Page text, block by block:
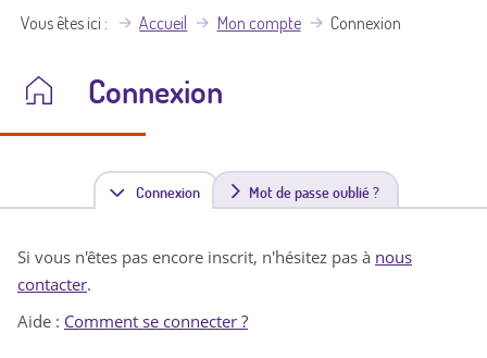
Vous êtes ici Accueil Mon compte Connexion
Connexion
Connexion(
n
Mot de passe oublié ?
Si vous n'êtes pas encore inscrit, n'hésitez pas à nous
contacter.
Aide : Comment se connecter ?